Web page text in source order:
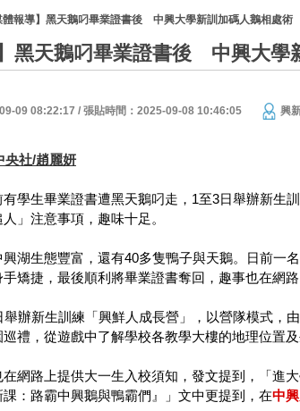
體報導】黑天鵝叼畢業證書後 中興大學新訓加碼人鵝相處術
】黑天鵝叼畢業證書後 中興大學
09 08:22:17 / 張貼時間：2025-09-08 10:46:05 興
央社/趙麗妍
有學生畢業證書遭黑天鵝叼走，1至3日舉辦新生
」注意事項，趣味十足。
興湖生態豐富，還有40多隻鴨子與天鵝。日前一
矯捷，最後順利將畢業證書奪回，趣事也在網路
舉辦新生訓練「興鮮人成長營」，以營隊模式，
禮，從遊戲中了解學校各教學大樓的地理位置及
在網路上提供大一生入校須知，發文提到，「進
課：路霸中興鵝與鴨霸們』」文中更提到，在中